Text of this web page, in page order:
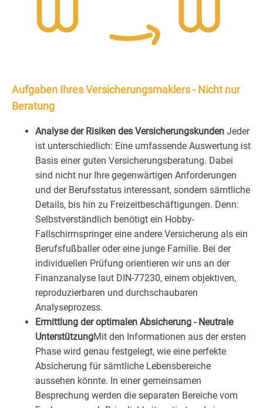
Aufgaben Ihres Versicherungsmaklers - Nicht nur
Beratung
Analyse der Risiken des Versicherungskunden Jeder
ist unterschiedlich: Eine umfassende Auswertung ist
Basis einer guten Versicherungsberatung. Dabei
sind nicht nur Ihre gegenwärtigen Anforderungen
und der Berufsstatus interessant, sondern sämtliche
Details, bis hin zu Freizeitbeschäftigungen. Denn:
Selbstverständlich benötigt ein Hobby-
Fallschirmspringer eine andere Versicherung als ein
Berufsfußballer oder eine junge Familie. Bei der
individuellen Prüfung orientieren wir uns an der
Finanzanalyse laut DIN-77230, einem objektiven,
reproduzierbaren und durchschaubaren
Analyseprozess.
Ermittlung der optimalen Absicherung - Neutrale
UnterstützungMit den Informationen aus der ersten
Phase wird genau festgelegt, wie eine perfekte
Absicherung für sämtliche Lebensbereiche
aussehen könnte. In einer gemeinsamen
Besprechung werden die separaten Bereiche vom